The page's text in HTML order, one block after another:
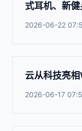
式耳机、新
2026-06-22
云从科技亮
2026-06-17